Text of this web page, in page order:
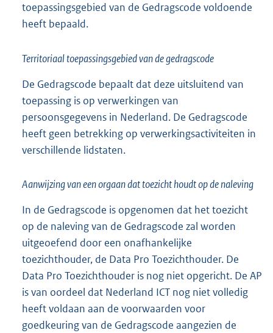
toepassingsgebied van de Gedragscode voldoende
heeft bepaald.
Territoriaal toepassingsgebied van de gedragscode
De Gedragscode bepaalt dat deze uitsluitend van
toepassing is op verwerkingen van
persoonsgegevens in Nederland. De Gedragscode
heeft geen betrekking op verwerkingsactiviteiten in
verschillende lidstaten.
Aanwijzing van een orgaan dat toezicht houdt op de naleving
In de Gedragscode is opgenomen dat het toezicht
op de naleving van de Gedragscode zal worden
uitgeoefend door een onafhankelijke
toezichthouder, de Data Pro Toezichthouder. De
Data Pro Toezichthouder is nog niet opgericht. De AP
is van oordeel dat Nederland ICT nog niet volledig
heeft voldaan aan de voorwaarden voor
goedkeuring van de Gedragscode aangezien de